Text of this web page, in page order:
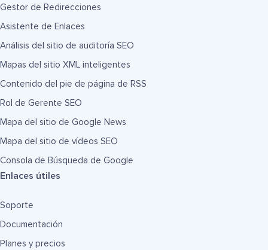
Gestor de Redirecciones
Asistente de Enlaces
Análisis del sitio de auditoría SEO
Mapas del sitio XML inteligentes
Contenido del pie de página de RSS
Rol de Gerente SEO
Mapa del sitio de Google News
Mapa del sitio de vídeos SEO
Consola de Búsqueda de Google
Enlaces útiles
Soporte
Documentación
Planes y precios